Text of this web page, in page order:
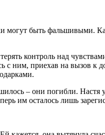
быть фальшивыми.
контроль над
с ним, приехав на вызов
– они погибли.
им осталось лишь